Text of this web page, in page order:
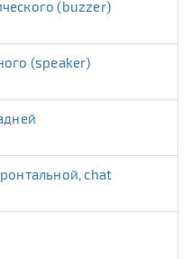
(buzzer)
(speaker)
chat